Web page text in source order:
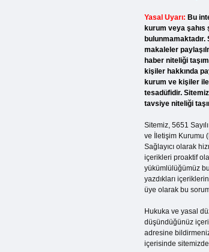
Yasal Uyarı: Bu
kurum veya şahıs
bulunmamaktadır.
makaleler
haber niteliği
kişiler hakkında
kurum ve kişiler
tesadüfidir.
tavsiye niteliği
Sitemiz, 5651
ve İletişim Kurumu
Sağlayıcı olarak
içerikleri proaktif
yükümlülüğümüz
yazdıkları
üye olarak bu
Hukuka ve yasal
düşündüğünüz
adresine
içerisinde